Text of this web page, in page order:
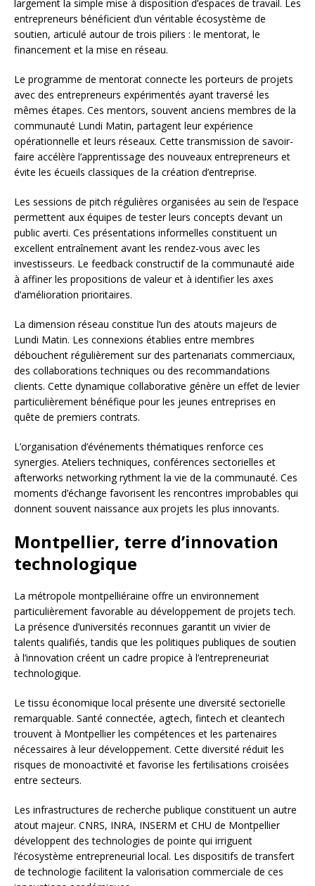
largement la simple mise à disposition d’espaces de travail. Les
entrepreneurs bénéficient d’un véritable écosystème de
soutien, articulé autour de trois piliers : le mentorat, le
financement et la mise en réseau.
Le programme de mentorat connecte les porteurs de projets
avec des entrepreneurs expérimentés ayant traversé les
mêmes étapes. Ces mentors, souvent anciens membres de la
communauté Lundi Matin, partagent leur expérience
opérationnelle et leurs réseaux. Cette transmission de savoir-
faire accélère l’apprentissage des nouveaux entrepreneurs et
évite les écueils classiques de la création d’entreprise.
Les sessions de pitch régulières organisées au sein de l’espace
permettent aux équipes de tester leurs concepts devant un
public averti. Ces présentations informelles constituent un
excellent entraînement avant les rendez-vous avec les
investisseurs. Le feedback constructif de la communauté aide
à affiner les propositions de valeur et à identifier les axes
d’amélioration prioritaires.
La dimension réseau constitue l’un des atouts majeurs de
Lundi Matin. Les connexions établies entre membres
débouchent régulièrement sur des partenariats commerciaux,
des collaborations techniques ou des recommandations
clients. Cette dynamique collaborative génère un effet de levier
particulièrement bénéfique pour les jeunes entreprises en
quête de premiers contrats.
L’organisation d’événements thématiques renforce ces
synergies. Ateliers techniques, conférences sectorielles et
afterworks networking rythment la vie de la communauté. Ces
moments d’échange favorisent les rencontres improbables qui
donnent souvent naissance aux projets les plus innovants.
Montpellier, terre d’innovation
technologique
La métropole montpelliéraine offre un environnement
particulièrement favorable au développement de projets tech.
La présence d’universités reconnues garantit un vivier de
talents qualifiés, tandis que les politiques publiques de soutien
à l’innovation créent un cadre propice à l’entrepreneuriat
technologique.
Le tissu économique local présente une diversité sectorielle
remarquable. Santé connectée, agtech, fintech et cleantech
trouvent à Montpellier les compétences et les partenaires
nécessaires à leur développement. Cette diversité réduit les
risques de monoactivité et favorise les fertilisations croisées
entre secteurs.
Les infrastructures de recherche publique constituent un autre
atout majeur. CNRS, INRA, INSERM et CHU de Montpellier
développent des technologies de pointe qui irriguent
l’écosystème entrepreneurial local. Les dispositifs de transfert
de technologie facilitent la valorisation commerciale de ces